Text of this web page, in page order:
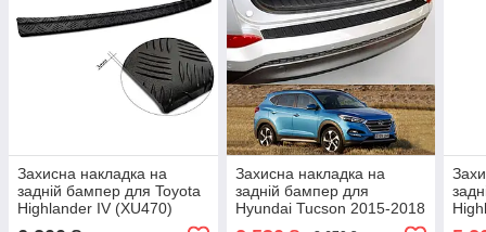
Захисна накладка на
задній бампер для Toyota
Highlander IV (XU470)
Захисна накладка на
задній бампер для
Hyundai Tucson 2015-2018